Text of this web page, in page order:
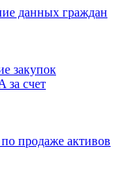
данных граждан
закупок
за счет
продаже активов